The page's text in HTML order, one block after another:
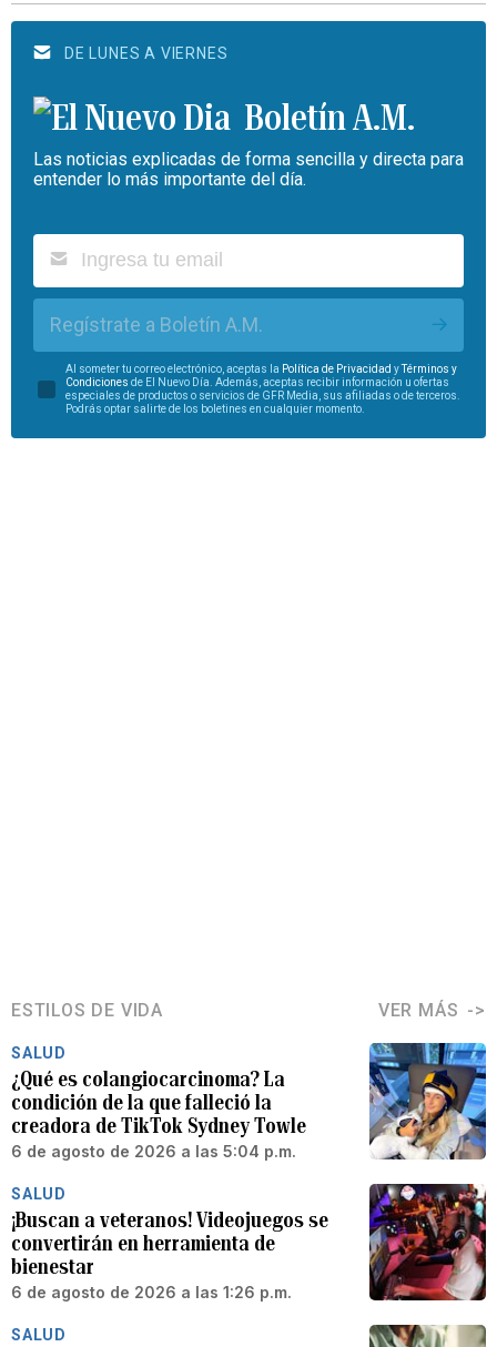
DE LUNES A VIERNES
Boletín A.M.
Las noticias explicadas de forma sencilla y directa para
entender lo más importante del día.
Regístrate a Boletín A.M.
Al someter tu correo electrónico, aceptas la Política de Privacidad yTérminos y
Condiciones de El Nuevo Día. Además, aceptas recibir información u ofertas
especiales de productos o servicios de GFR Media, sus afiliadas o de terceros.
Podrás optar salirte de los boletines en cualquier momento.
ESTILOS DE VIDA VER MÁS
SALUD
¿Qué es colangiocarcinoma? La
condición de la que falleció la
creadora de TikTok Sydney Towle
6 de agosto de 2026 a las 5:04 p.m.
SALUD
¡Buscan a veteranos! Videojuegos se
convertirán en herramienta de
bienestar
6 de agosto de 2026 a las 1:26 p.m.
SALUD